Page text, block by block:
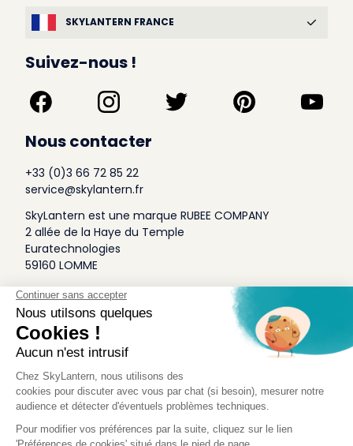
SKYLANTERN FRANCE
Suivez-nous !
Nous contacter
+33 (0)3 66 72 85 22
service@skylantern.fr
SkyLantern est une marque RUBEE COMPANY
2 allée de la Haye du Temple
Euratechnologies
59160 LOMME
A Propos
Qui sommes-nous
Conditions générales de Vente
Mentions légales
Politique Antispam
Idée Design